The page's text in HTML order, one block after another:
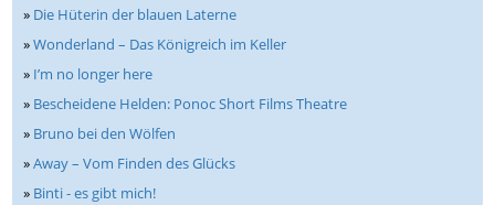
» Die Hüterin der blauen Laterne
»Wonderland – Das Königreich im Keller
» I’m no longer here
» Bescheidene Helden: Ponoc Short Films Theatre
» Bruno bei den Wölfen
»Away – Vom Finden des Glücks
» Binti - es gibt mich!